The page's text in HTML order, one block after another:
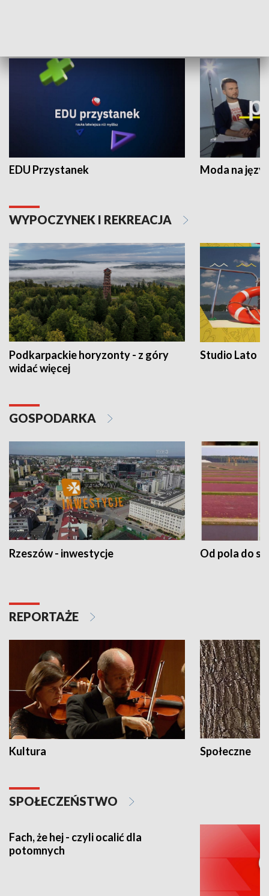
EDU Przystanek Moda na
WYPOCZYNEK I REKREACJA
Podkarpackie horyzonty - z góry
widać więcej
Studio Lato
GOSPODARKA
Rzeszów - inwestycje Od pola do
REPORTAŻE
Kultura Społeczne
SPOŁECZEŃSTWO
Fach, że hej - czyli ocalić dla
potomnych